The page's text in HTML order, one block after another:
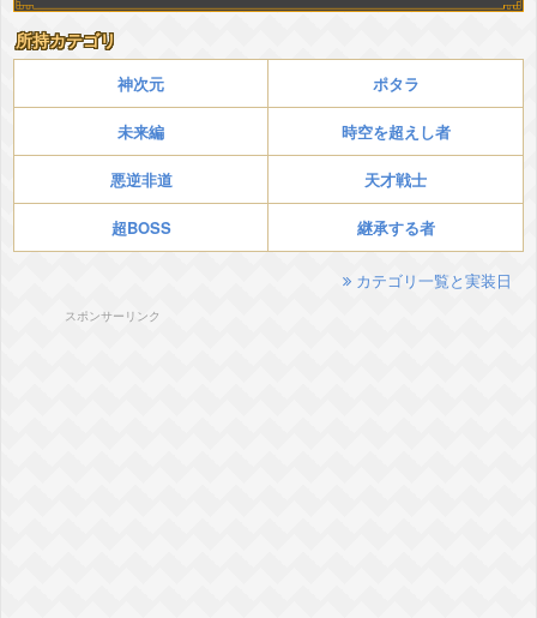
所持カテゴリ
神次元 ポタラ
未来編 時空を超えし者
悪逆非道 天才戦士
超BOSS 継承する者
カテゴリ一覧と実装日
スポンサーリンク